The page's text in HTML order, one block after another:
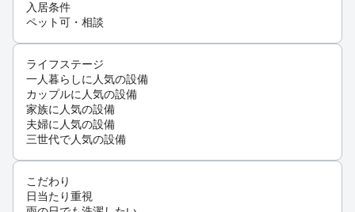
入居条件
ペット可・相談
ライフステージ
一人暮らしに人気の設備
カップルに人気の設備
家族に人気の設備
夫婦に人気の設備
三世代で人気の設備
こだわり
日当たり重視